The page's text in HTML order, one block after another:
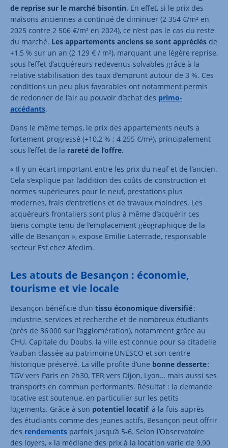
de reprise sur le marché bisontin. En effet, si le prix des
maisons anciennes a continué de diminuer (2 354 €/m² en
2025 contre 2 506 €/m² en 2024), ce n’est pas le cas du reste
du marché. Les appartements anciens se sont appréciés de
+1,5 % sur un an (2 129 € / m²), marquant une légère reprise,
sous l’effet d’acquéreurs redevenus solvables grâce à la
relative stabilisation des taux d’emprunt autour de 3 %. Ces
conditions un peu plus favorables ont notamment permis
de redonner de l’air au pouvoir d’achat des primo-
accédants.
Dans le même temps, le prix des appartements neufs a
fortement progressé (+10,2 % ; 4 255 €/m²), principalement
sous l’effet de la rareté de l’offre.
« Il y un écart important entre les prix du neuf et de l’ancien.
Cela s’explique par l’addition des coûts de construction et
normes supérieures pour le neuf, prestations plus
modernes, frais d’entretiens et de travaux moindres. Les
acquéreurs frontaliers sont plus à même d’acquérir ces
biens compte tenu de l’emplacement géographique de la
ville de Besançon », expose Emilie Laterrade, responsable
secteur Est chez Afedim.
Les atouts de Besançon : économie,
tourisme et vie locale
Besançon bénéficie d’un tissu économique diversifié:
industrie, services et recherche et de nombreux étudiants
(près de 36 000 sur l’agglomération), notamment grâce au
CHU. Capitale du Doubs, la ville est connue pour sa citadelle
Vauban classée au patrimoine UNESCO et son centre
historique préservé. La ville profite d’une bonne desserte:
TGV vers Paris en 2h30, TER vers Dijon, Lyon… mais aussi ses
transports en commun performants. Résultat : la demande
locative est soutenue, en particulier sur les petits
logements. Grâce à son potentiel locatif, à la fois auprès
des étudiants comme des jeunes actifs, Besançon peut offrir
des rendements parfois jusqu’à 5-6. Selon l’Observatoire
des loyers, « la médiane des prix à la location varie de 9,90